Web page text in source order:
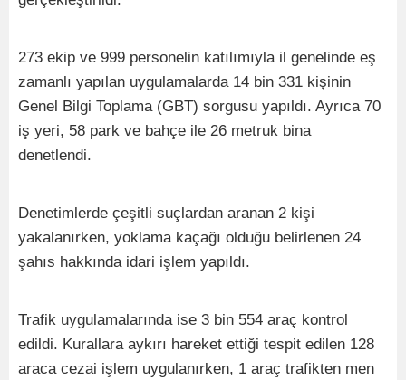
273 ekip ve 999 personelin katılımıyla il genelinde eş
zamanlı yapılan uygulamalarda 14 bin 331 kişinin
Genel Bilgi Toplama (GBT) sorgusu yapıldı. Ayrıca 70
iş yeri, 58 park ve bahçe ile 26 metruk bina
denetlendi.
Denetimlerde çeşitli suçlardan aranan 2 kişi
yakalanırken, yoklama kaçağı olduğu belirlenen 24
şahıs hakkında idari işlem yapıldı.
Trafik uygulamalarında ise 3 bin 554 araç kontrol
edildi. Kurallara aykırı hareket ettiği tespit edilen 128
araca cezai işlem uygulanırken, 1 araç trafikten men